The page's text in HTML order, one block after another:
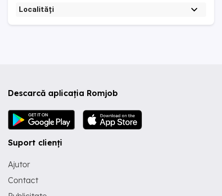
Localități
Descarcă aplicația Romjob
Suport clienți
Ajutor
Contact